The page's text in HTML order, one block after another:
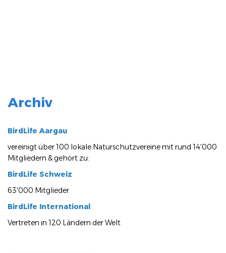
Archiv
BirdLife Aargau
vereinigt über 100 lokale Naturschutzvereine mit rund 14'000
Mitgliedern & gehört zu:
BirdLife Schweiz
63'000 Mitglieder
BirdLife International
Vertreten in 120 Ländern der Welt